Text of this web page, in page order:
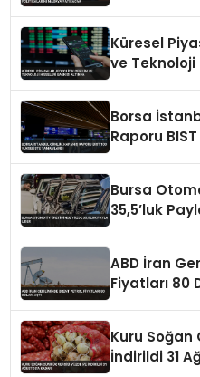
Küresel
ve Teknoloji
Borsa
Raporu
Bursa
35,5’luk
ABD İran
Fiyatları 80
Kuru Soğan
İndirildi 31